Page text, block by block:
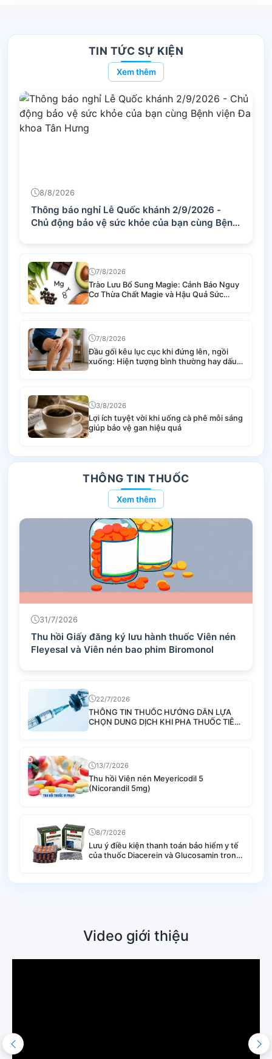
TIN TỨC SỰ KIỆN
Xem thêm
8/8/2026
Thông báo nghỉ Lễ Quốc khánh 2/9/2026 -
Chủ động bảo vệ sức khỏe của bạn cùng Bệnh
7/8/2026
Trào Lưu Bổ Sung Magie: Cảnh Báo Nguy
Cơ Thừa Chất Magie và Hậu Quả Sức
Khỏe
7/8/2026
Đầu gối kêu lục cục khi đứng lên, ngồi
xuống: Hiện tượng bình thường hay dấu
hiệu bệnh lý nguy hiểm?
3/8/2026
Lợi ích tuyệt vời khi uống cà phê mỗi sáng
giúp bảo vệ gan hiệu quả
THÔNG TIN THUỐC
Xem thêm
31/7/2026
Thu hồi Giấy đăng ký lưu hành thuốc Viên nén
Fleyesal và Viên nén bao phim Biromonol
22/7/2026
THÔNG TIN THUỐC HƯỚNG DẪN LỰA
CHỌN DUNG DỊCH KHI PHA THUỐC TIÊM
TRUYỀN
13/7/2026
Thu hồi Viên nén Meyericodil 5
(Nicorandil 5mg)
8/7/2026
Lưu ý điều kiện thanh toán bảo hiểm y tế
của thuốc Diacerein và Glucosamin trong
Video giới thiệu